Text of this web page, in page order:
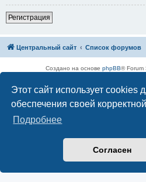
Этот сайт использует cookies
обеспечения своей
Подробнее
Согласен
Регистрация
Центральный сайт Список форумов
Создано на основе phpBB® Forum